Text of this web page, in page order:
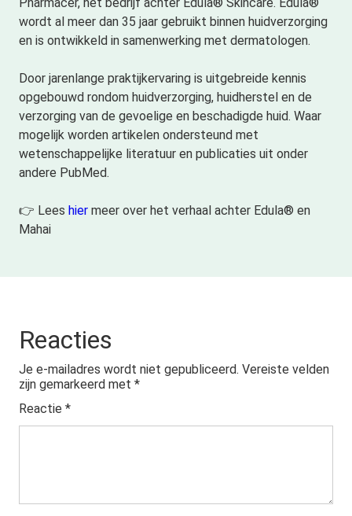
wordt al meer dan 35 jaar gebruikt binnen huidverzorging
en is ontwikkeld in samenwerking met dermatologen.
Door jarenlange praktijkervaring is uitgebreide kennis
opgebouwd rondom huidverzorging, huidherstel en de
verzorging van de gevoelige en beschadigde huid. Waar
mogelijk worden artikelen ondersteund met
wetenschappelijke literatuur en publicaties uit onder
andere PubMed.
👉 Lees hier meer over het verhaal achter Edula® en
Mahai
Reacties
Je e-mailadres wordt niet gepubliceerd. Vereiste velden
zijn gemarkeerd met *
Reactie *